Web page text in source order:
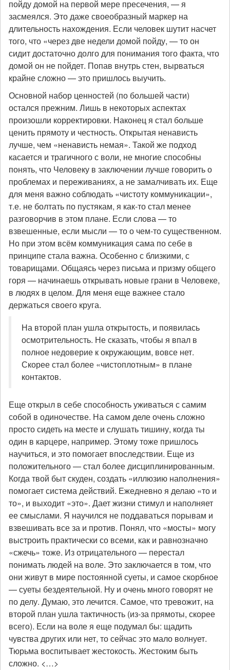
пойду домой на первой мере пресечения, — я
засмеялся. Это даже своеобразный маркер на
длительность нахождения. Если человек шутит насчет
того, что «через две недели домой пойду, — то он
сидит достаточно долго для понимания того факта, что
домой он не пойдет. Попав внутрь стен, вырваться
крайне сложно — это пришлось выучить.
Основной набор ценностей (по большей части)
остался прежним. Лишь в некоторых аспектах
произошли корректировки. Наконец я стал больше
ценить прямоту и честность. Открытая ненависть
лучше, чем «ненависть немая». Такой же подход
касается и трагичного с воли, не многие способны
понять, что Человеку в заключении лучше говорить о
проблемах и переживаниях, а не замалчивать их. Еще
для меня важно соблюдать «чистоту коммуникации»,
т.е. не болтать по пустякам, я как-то стал менее
разговорчив в этом плане. Если слова — то
взвешенные, если мысли — то о чем-то существенном.
Но при этом всём коммуникация сама по себе в
принципе стала важна. Особенно с близкими, с
товарищами. Общаясь через письма и призму общего
горя — начинаешь открывать новые грани в Человеке,
в людях в целом. Для меня еще важнее стало
держаться своего круга.
На второй план ушла открытость, и появилась
осмотрительность. Не сказать, чтобы я впал в
полное недоверие к окружающим, вовсе нет.
Скорее стал более «чистоплотным» в плане
контактов.
Еще открыл в себе способность уживаться с самим
собой в одиночестве. На самом деле очень сложно
просто сидеть на месте и слушать тишину, когда ты
один в карцере, например. Этому тоже пришлось
научиться, и это помогает впоследствии. Еще из
положительного — стал более дисциплинированным.
Когда твой быт скуден, создать «иллюзию наполнения»
помогает система действий. Ежедневно я делаю «то и
то», и выходит «это». Дает жизни стимул и наполняет
ее смыслами. Я научился не поддаваться порывам и
взвешивать все за и против. Понял, что «мосты» могу
выстроить практически со всеми, как и равнозначно
«сжечь» тоже. Из отрицательного — перестал
понимать людей на воле. Это заключается в том, что
они живут в мире постоянной суеты, и самое скорбное
— суеты бездеятельной. Ну и очень много говорят не
по делу. Думаю, это лечится. Самое, что тревожит, на
второй план ушла тактичность (из-за прямоты, скорее
всего). Если на воле я еще подумал бы: щадить
чувства других или нет, то сейчас это мало волнует.
Тюрьма воспитывает жестокость. Жестоким быть
сложно. <…>